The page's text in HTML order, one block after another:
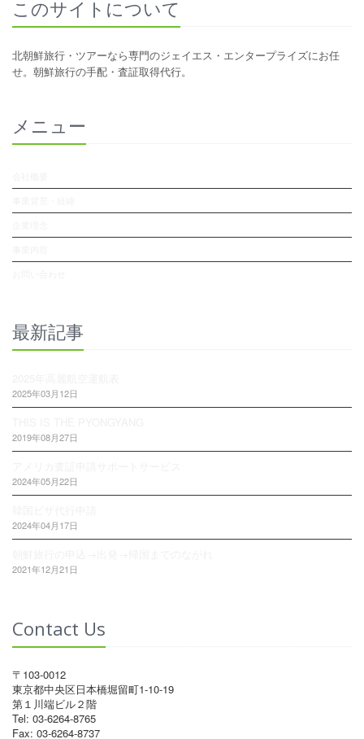
このサイトについて
北朝鮮旅行・ツアーなら専門のジェイエス・エンタープライズにお任
せ。朝鮮旅行の手配・査証取得代行。
メニュー
最新記事
2025年03月12日
2019年08月27日
2024年05月22日
2024年04月17日
2021年12月21日
Contact Us
〒103-0012
東京都中央区日本橋堀留町1-10-19
第１川端ビル２階
Tel: 03-6264-8765
Fax: 03-6264-8737